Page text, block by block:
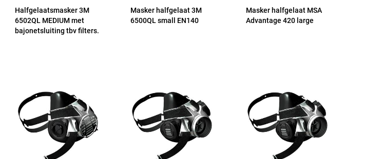
Halfgelaatsmasker 3M
6502QL MEDIUM met
bajonetsluiting tbv filters.
Masker halfgelaat 3M
6500QL small EN140
Masker halfgelaat MSA
Advantage 420 large